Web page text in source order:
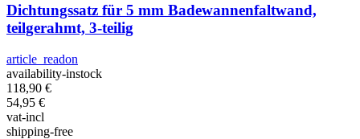
Dichtungssatz für 5 mm Badewannenfaltwand,
teilgerahmt, 3-teilig
article_readon
availability-instock
118,90 €
54,95 €
vat-incl
shipping-free